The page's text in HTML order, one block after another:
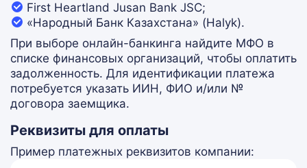
First Heartland Jusan Bank JSC;
«Народный Банк Казахстана» (Halyk).
При выборе онлайн-банкинга найдите МФО в
списке финансовых организаций, чтобы оплатить
задолженность. Для идентификации платежа
потребуется указать ИИН, ФИО и/или №
договора заемщика.
Реквизиты для оплаты
Пример платежных реквизитов компании: